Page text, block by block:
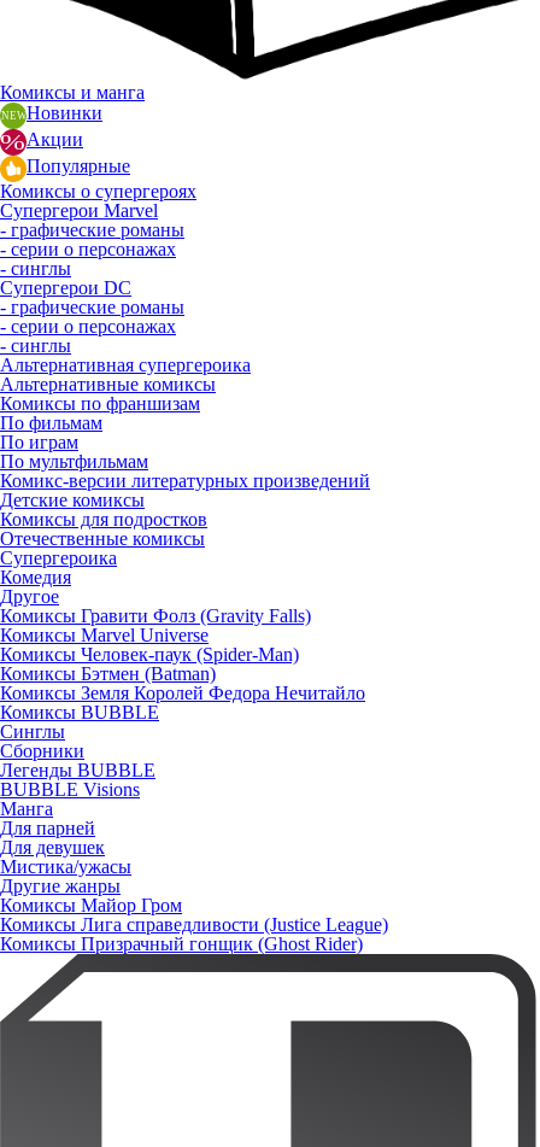
Комиксы и манга
Новинки
Акции
Популярные
Комиксы о супергероях
Супергерои Marvel
- графические романы
- серии о персонажах
- синглы
Супергерои DC
- графические романы
- серии о персонажах
- синглы
Альтернативная супергероика
Альтернативные комиксы
Комиксы по франшизам
По фильмам
По играм
По мультфильмам
Комикс-версии литературных произведений
Детские комиксы
Комиксы для подростков
Отечественные комиксы
Супергероика
Комедия
Другое
Комиксы Гравити Фолз (Gravity Falls)
Комиксы Marvel Universe
Комиксы Человек-паук (Spider-Man)
Комиксы Бэтмен (Batman)
Комиксы Земля Королей Федора Нечитайло
Комиксы BUBBLE
Синглы
Сборники
Легенды BUBBLE
BUBBLE Visions
Манга
Для парней
Для девушек
Мистика/ужасы
Другие жанры
Комиксы Майор Гром
Комиксы Лига справедливости (Justice League)
Комиксы Призрачный гонщик (Ghost Rider)